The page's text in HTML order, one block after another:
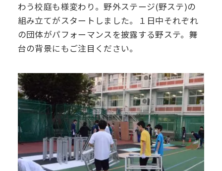
生活指導
PTA
生徒会・部活動
お問い合わせ 資料請求
アクセス
わう校庭も様変わり。野外ステージ(野ステ)の
組み立てがスタートしました。１日中それぞれ
の団体がパフォーマンスを披露する野ステ。舞
台の背景にもご注目ください。